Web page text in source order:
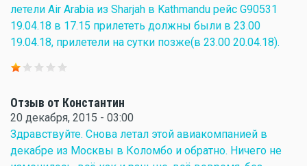
летели Air Arabia из Sharjah в Kathmandu рейс G90531
19.04.18 в 17.15 прилететь должны были в 23.00
19.04.18, прилетели на сутки позже(в 23.00 20.04.18).
Отзыв от Константин
20 декабря, 2015 - 03:00
Здравствуйте. Снова летал этой авиакомпанией в
декабре из Москвы в Коломбо и обратно. Ничего не